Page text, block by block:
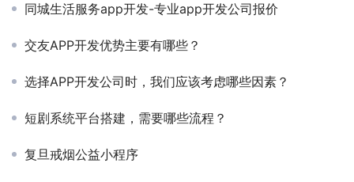
同城生活服务app开发-专业app开发公司报价
交友APP开发优势主要有哪些？
选择APP开发公司时，我们应该考虑哪些因素？
短剧系统平台搭建，需要哪些流程？
复旦戒烟公益小程序